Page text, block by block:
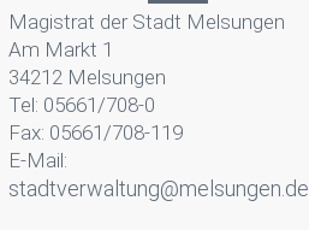
Magistrat der Stadt Melsungen
Am Markt 1
34212 Melsungen
Tel: 05661/708-0
Fax: 05661/708-119
E-Mail:
stadtverwaltung@melsungen.de